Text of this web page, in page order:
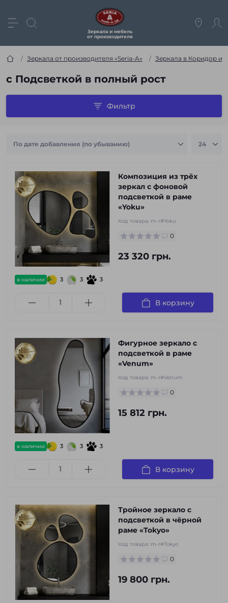
Зеркала и мебель
от производителя
Зеркала от производителя «Seria-A» Зеркала в Коридор и
с Подсветкой в полный рост
Фильтр
в наличии 3 3 3
Композиция из трёх
зеркал с фоновой
подсветкой в раме
«Yoku»
Код товара: m-r#Yoku
0
23 320 грн.
В корзину
в наличии 3 3 3
Фигурное зеркало с
подсветкой в раме
«Venum»
Код товара: m-r#Venum
0
15 812 грн.
В корзину
Тройное зеркало с
подсветкой в чёрной
раме «Tokyo»
Код товара: m-r#Tokyo
0
19 800 грн.